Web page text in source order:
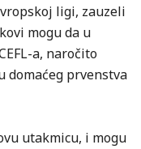
ligi, zauzeli
mogu da u
a, naročito
domaćeg prvenstva
utakmicu, i mogu